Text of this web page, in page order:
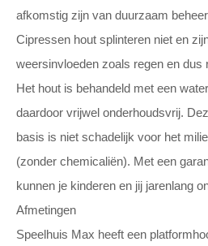
afkomstig zijn van duurzaam
Cipressen hout splinteren niet en
weersinvloeden zoals regen en dus
Het hout is behandeld met een
daardoor vrijwel onderhoudsvrij.
basis is niet schadelijk voor het
(zonder chemicaliën). Met een
kunnen je kinderen en jij jarenlang
Afmetingen
Speelhuis Max heeft een